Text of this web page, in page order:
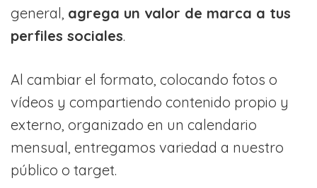
general, agrega un valor de marca a tus
perfiles sociales.
Al cambiar el formato, colocando fotos o
vídeos y compartiendo contenido propio y
externo, organizado en un calendario
mensual, entregamos variedad a nuestro
público o target.